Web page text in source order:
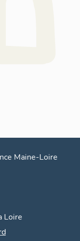
Maine-Loire
Loire